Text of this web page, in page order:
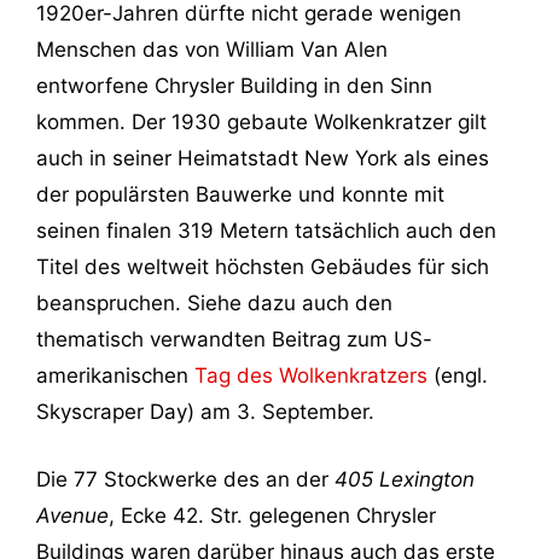
1920er-Jahren dürfte nicht gerade wenigen
Menschen das von William Van Alen
entworfene Chrysler Building in den Sinn
kommen. Der 1930 gebaute Wolkenkratzer gilt
auch in seiner Heimatstadt New York als eines
der populärsten Bauwerke und konnte mit
seinen finalen 319 Metern tatsächlich auch den
Titel des weltweit höchsten Gebäudes für sich
beanspruchen. Siehe dazu auch den
thematisch verwandten Beitrag zum US-
amerikanischen Tag des Wolkenkratzers (engl.
Skyscraper Day) am 3. September.
Die 77 Stockwerke des an der 405 Lexington
Avenue, Ecke 42. Str. gelegenen Chrysler
Buildings waren darüber hinaus auch das erste